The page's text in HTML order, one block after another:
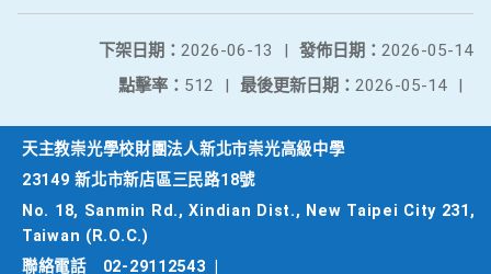
發佈日期： 2026-05-14
下架日期： 2026-06-13
|
最後更新日期： 2026-05-14 |
點擊率： 512 |
天主教崇光學校財團法人新北市崇光高級中學
23149 新北市新店區三民路18號
No. 18, Sanmin Rd., Xindian Dist., New Taipei City 231,
Taiwan (R.O.C.)
聯絡電話
02-29112543